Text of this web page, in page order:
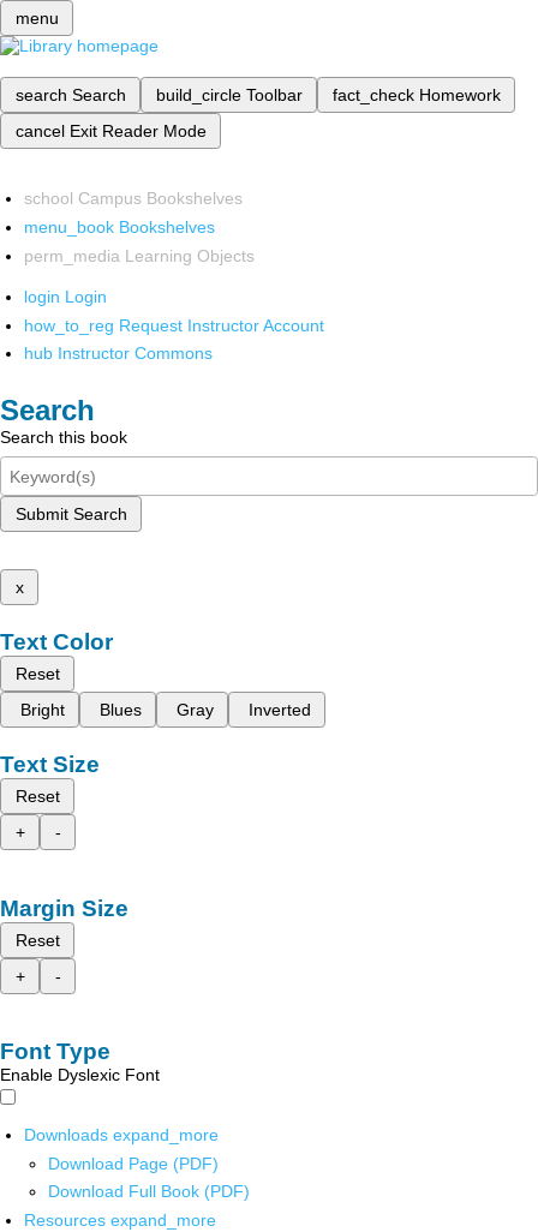
menu
search Search build_circle Toolbar fact_check Homework
cancel Exit Reader Mode
school Campus Bookshelves
menu_book Bookshelves
perm_media Learning Objects
login Login
how_to_reg Request Instructor Account
hub Instructor Commons
Search
Search this book
Submit Search
x
Text Color
Reset
Bright
Blues Gray Inverted
Text Size
Reset
+
-
Margin Size
Reset
+
-
Font Type
Enable Dyslexic Font
Downloads expand_more
Download Page (PDF)
Download Full Book (PDF)
Resources expand_more